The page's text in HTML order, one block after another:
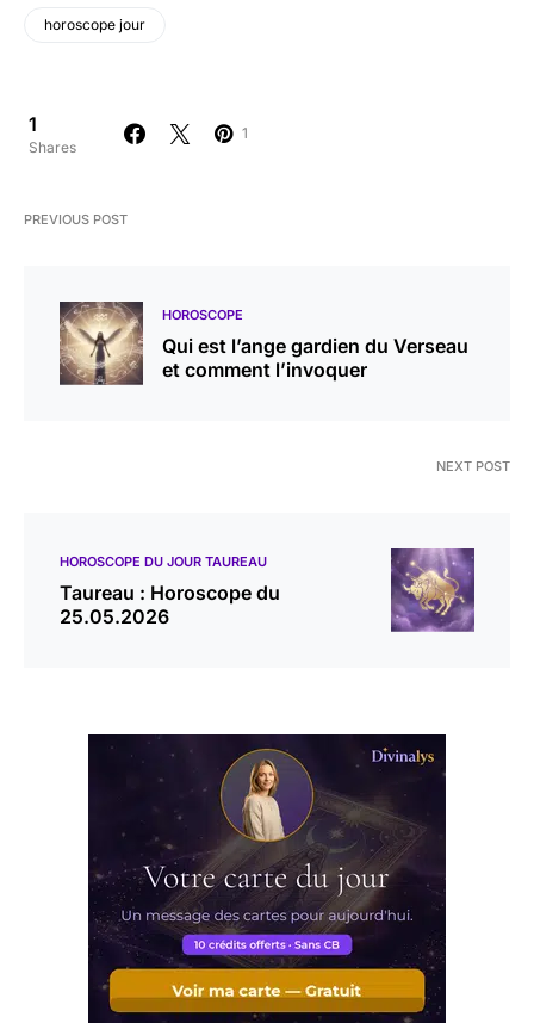
horoscope jour
1
Shares
1
PREVIOUS POST
HOROSCOPE
Qui est l’ange gardien du Verseau
et comment l’invoquer
NEXT POST
HOROSCOPE DU JOUR TAUREAU
Taureau : Horoscope du
25.05.2026